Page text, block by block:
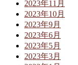
2023年11月
2023年10月
2023年9月
2023年6月
2023年5月
2023年3月